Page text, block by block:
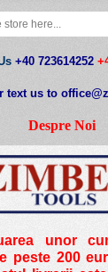
+40 723614252
text us to
Despre Noi
unor
peste200